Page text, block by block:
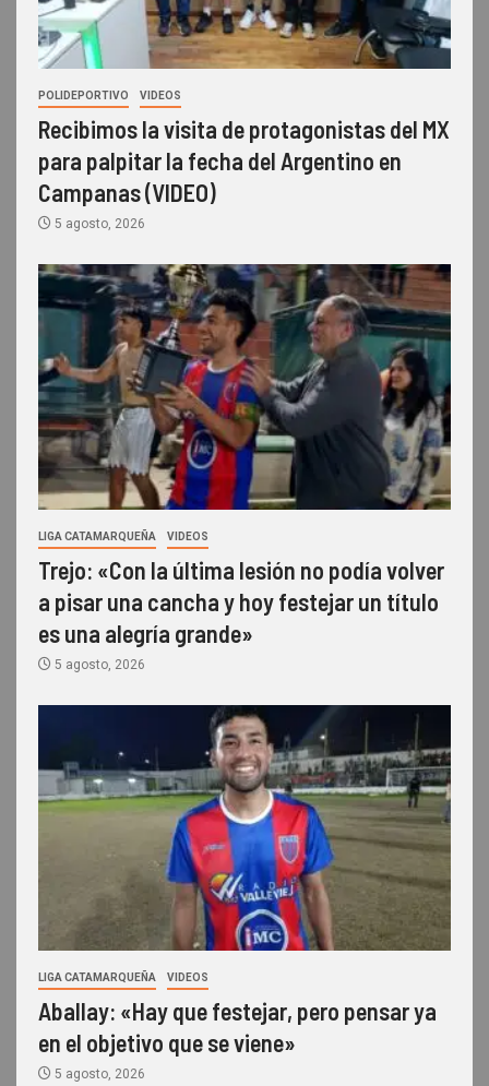
POLIDEPORTIVO VIDEOS
Recibimos la visita de protagonistas del MX
para palpitar la fecha del Argentino en
Campanas (VIDEO)
5 agosto, 2026
LIGA CATAMARQUEÑA VIDEOS
Trejo: «Con la última lesión no podía volver
a pisar una cancha y hoy festejar un título
es una alegría grande»
5 agosto, 2026
LIGA CATAMARQUEÑA VIDEOS
Aballay: «Hay que festejar, pero pensar ya
en el objetivo que se viene»
5 agosto, 2026